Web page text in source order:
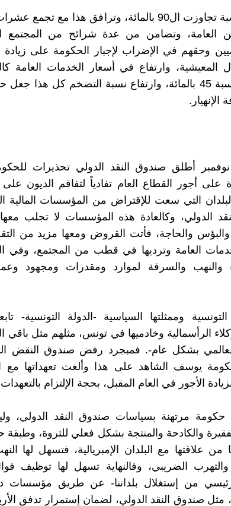
نجح الإضراب بنسبة تجاوزت ال90 بالمائة، وترافق هذا مع
العامة، وتضامن من عدة شرائح من المجتمع
وحقهم في الإضراب لإجبار الحكومة على
المعيشية، وارتفاع في أسعار الخدمات العامة
زادت أسعارها بنسبة 45 بالمائة، وارتفاع نسبة التضخم كل هذا
الإنهيار.
أطلق صندوق النقد الدولي تحذيرات
على أجور القطاع العام تفادياً لتفاقم الديون
التي سعت للإقتراض من المؤسسات المالية
الدولي، وكالعادة هذه المؤسسات لا تجلب معها
والحاجة، فأتت القروض ومعها مزيد من
العامة وترديها في قطب من المجتمع، وفي
والنهب والسرقة لموارد ومقدرات ومجهود
وممثلتها السياسية -الدولة التونسية-
الرأسمالية وخادميها في تونس، مثلهم مثل باقي
بشكل عام-. فمبجرد رفض صندوق النقض
يوسف الشاهد على هذا وألغت تعهداتها مع
الأجور في العام المقبل، بحجة الإلتزام
مرتهنة بسياسات صندوق النقد الدولي،
والكادحة والمنتجة بشكل فعلي للثروة، وطبقة
علاقتها مع البلدان الإمبريالية، فتسهل لها
والتهرب الضريبي، وفالنهاية تسهل لها توظيف
من إستغلال بلداننا- عن طريق مؤسسات
مثل صندوق النقد الدولي، لضمان إستمرار تدفق